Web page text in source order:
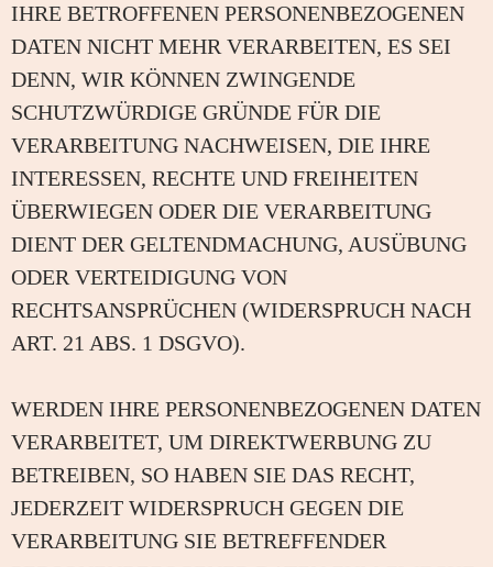
IHRE BETROFFENEN PERSONENBEZOGENEN
DATEN NICHT MEHR VERARBEITEN, ES SEI
DENN, WIR KÖNNEN ZWINGENDE
SCHUTZWÜRDIGE GRÜNDE FÜR DIE
VERARBEITUNG NACHWEISEN, DIE IHRE
INTERESSEN, RECHTE UND FREIHEITEN
ÜBERWIEGEN ODER DIE VERARBEITUNG
DIENT DER GELTENDMACHUNG, AUSÜBUNG
ODER VERTEIDIGUNG VON
RECHTSANSPRÜCHEN (WIDERSPRUCH NACH
ART. 21 ABS. 1 DSGVO).
WERDEN IHRE PERSONENBEZOGENEN DATEN
VERARBEITET, UM DIREKTWERBUNG ZU
BETREIBEN, SO HABEN SIE DAS RECHT,
JEDERZEIT WIDERSPRUCH GEGEN DIE
VERARBEITUNG SIE BETREFFENDER